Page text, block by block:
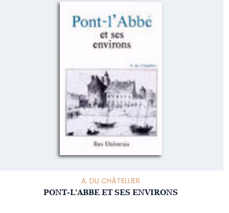
A. DU CHÂTELLIER
PONT-L’ABBE ET SES ENVIRONS